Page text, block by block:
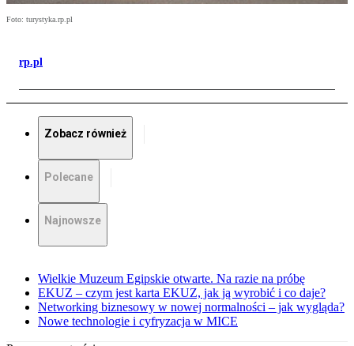
Foto: turystyka.rp.pl
rp.pl
Zobacz również
Polecane
Najnowsze
Wielkie Muzeum Egipskie otwarte. Na razie na próbę
EKUZ – czym jest karta EKUZ, jak ją wyrobić i co daje?
Networking biznesowy w nowej normalności – jak wygląda?
Nowe technologie i cyfryzacja w MICE